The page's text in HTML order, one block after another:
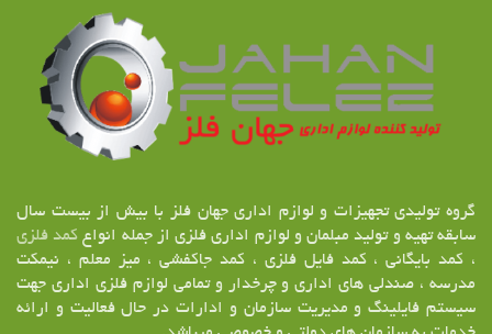
گروه تولیدی تجهیزات و لوازم اداری جهان فلز با بیش از بیست سال
سابقه تهیه و تولید مبلمان و لوازم اداری فلزی از جمله انواع کمد فلزی
، کمد بایگانی ، کمد فایل فلزی ، کمد جاکفشی ، میز معلم ، نیمکت
مدرسه ، صندلی های اداری و چرخدار و تمامی لوازم فلزی اداری جهت
سیستم فایلینگ و مدیریت سازمان و ادارات در حال فعالیت و ارائه